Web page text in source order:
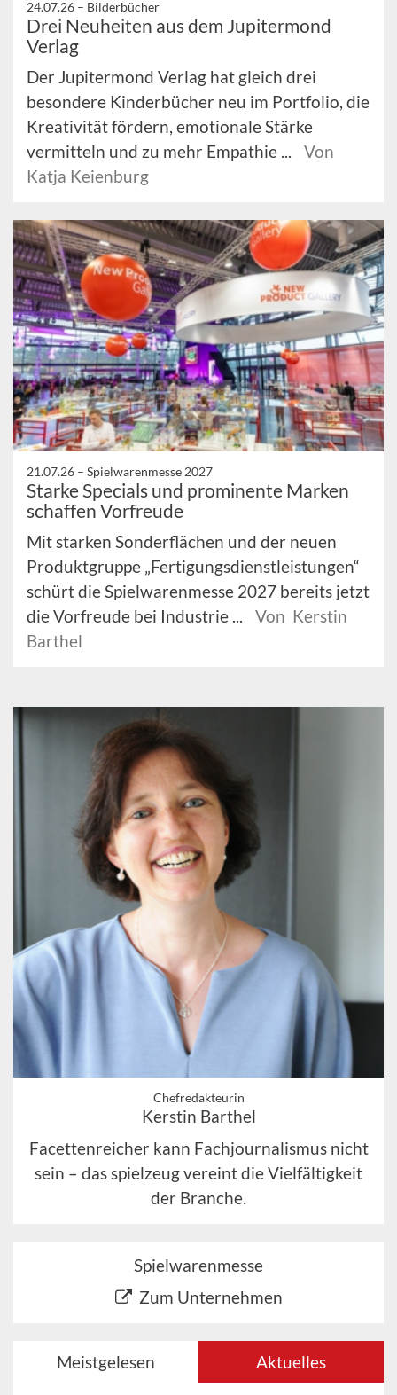
24.07.26 – Bilderbücher
Drei Neuheiten aus dem Jupitermond
Verlag
Der Jupitermond Verlag hat gleich drei
besondere Kinderbücher neu im Portfolio, die
Kreativität fördern, emotionale Stärke
vermitteln und zu mehr Empathie ...
Von
Katja Keienburg
21.07.26 – Spielwarenmesse 2027
Starke Specials und prominente Marken
schaffen Vorfreude
Mit starken Sonderflächen und der neuen
Produktgruppe „Fertigungsdienstleistungen“
schürt die Spielwarenmesse 2027 bereits jetzt
die Vorfreude bei Industrie ...
Von Kerstin
Barthel
Chefredakteurin
Kerstin Barthel
Facettenreicher kann Fachjournalismus nicht
sein – das spielzeug vereint die Vielfältigkeit
der Branche.
Spielwarenmesse
Zum Unternehmen
Meistgelesen Aktuelles